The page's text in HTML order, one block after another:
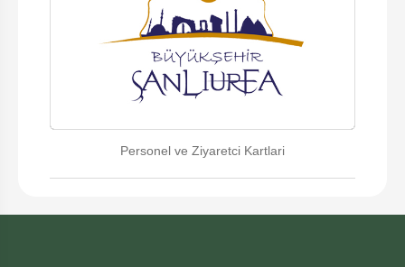
Personel ve Ziyaretci Kartlari